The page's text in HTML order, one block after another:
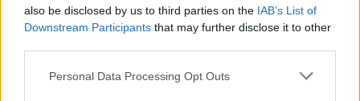
also be disclosed by us to third parties on the IAB’s List of
Downstream Participants that may further disclose it to other
Personal Data Processing Opt Outs